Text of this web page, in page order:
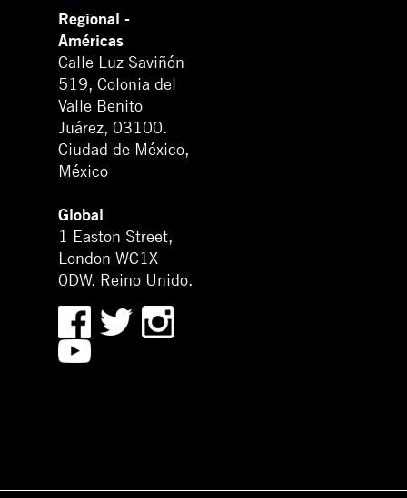
Regional -
Américas
Calle Luz Saviñón
519, Colonia del
Valle Benito
Juárez, 03100.
Ciudad de México,
México
Global
1 Easton Street,
London WC1X
0DW. Reino Unido.